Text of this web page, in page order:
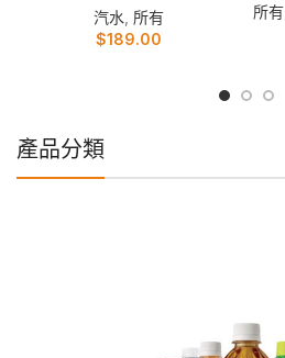
汽水 所有
$189.00
所有
產品分類